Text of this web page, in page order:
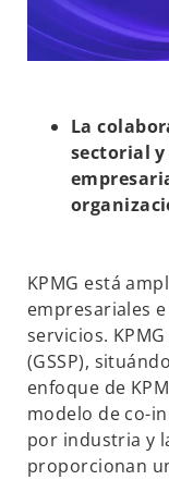
La
sectorial y
KPMG está
empresariales
servicios.
(GSSP),
enfoque de
modelo de co-
por industria y
proporcionan